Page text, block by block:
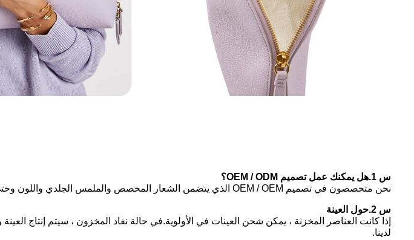
س 1.هل يمكنك عمل تصميم OEM / ODM؟
نحن متخصصون في تصميم OEM / OEM الذي يتضمن الشعار المخصص والملمس الجلدي واللون وحتى التصميم وفقًا لطلبات العميل.
س 2.حول العينة
إذا كانت العناصر المخزنة ، يمكن شحن العينات في الأولوية.في حالة نفاد المخزون ، سيتم إنتاج
لدينا.